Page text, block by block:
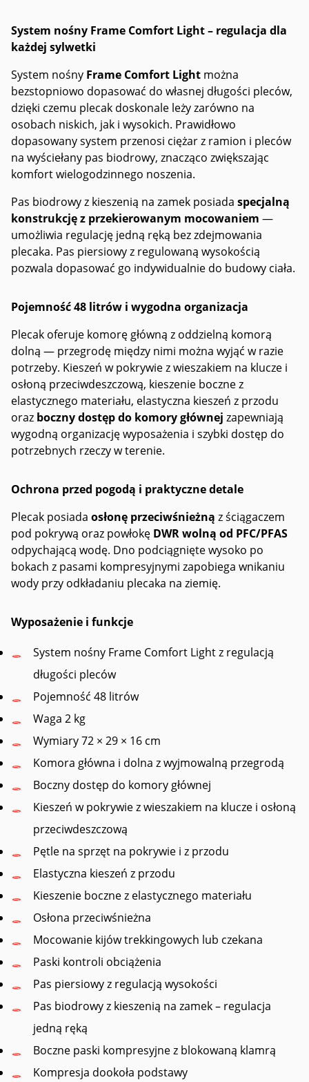
System nośny Frame Comfort Light – regulacja dla
każdej sylwetki
System nośny Frame Comfort Light można
bezstopniowo dopasować do własnej długości pleców,
dzięki czemu plecak doskonale leży zarówno na
osobach niskich, jak i wysokich. Prawidłowo
dopasowany system przenosi ciężar z ramion i pleców
na wyściełany pas biodrowy, znacząco zwiększając
komfort wielogodzinnego noszenia.
Pas biodrowy z kieszenią na zamek posiada specjalną
konstrukcję z przekierowanym mocowaniem —
umożliwia regulację jedną ręką bez zdejmowania
plecaka. Pas piersiowy z regulowaną wysokością
pozwala dopasować go indywidualnie do budowy ciała.
Pojemność 48 litrów i wygodna organizacja
Plecak oferuje komorę główną z oddzielną komorą
dolną — przegrodę między nimi można wyjąć w razie
potrzeby. Kieszeń w pokrywie z wieszakiem na klucze i
osłoną przeciwdeszczową, kieszenie boczne z
elastycznego materiału, elastyczna kieszeń z przodu
oraz boczny dostęp do komory głównej zapewniają
wygodną organizację wyposażenia i szybki dostęp do
potrzebnych rzeczy w terenie.
Ochrona przed pogodą i praktyczne detale
Plecak posiada osłonę przeciwśnieżną z ściągaczem
pod pokrywą oraz powłokę DWR wolną od PFC/PFAS
odpychającą wodę. Dno podciągnięte wysoko po
bokach z pasami kompresyjnymi zapobiega wnikaniu
wody przy odkładaniu plecaka na ziemię.
Wyposażenie i funkcje
System nośny Frame Comfort Light z regulacją
długości pleców
Pojemność 48 litrów
Waga 2 kg
Wymiary 72 × 29 × 16 cm
Komora główna i dolna z wyjmowalną przegrodą
Boczny dostęp do komory głównej
Kieszeń w pokrywie z wieszakiem na klucze i osłoną
przeciwdeszczową
Pętle na sprzęt na pokrywie i z przodu
Elastyczna kieszeń z przodu
Kieszenie boczne z elastycznego materiału
Osłona przeciwśnieżna
Mocowanie kijów trekkingowych lub czekana
Paski kontroli obciążenia
Pas piersiowy z regulacją wysokości
Pas biodrowy z kieszenią na zamek – regulacja
jedną ręką
Boczne paski kompresyjne z blokowaną klamrą
Kompresja dookoła podstawy